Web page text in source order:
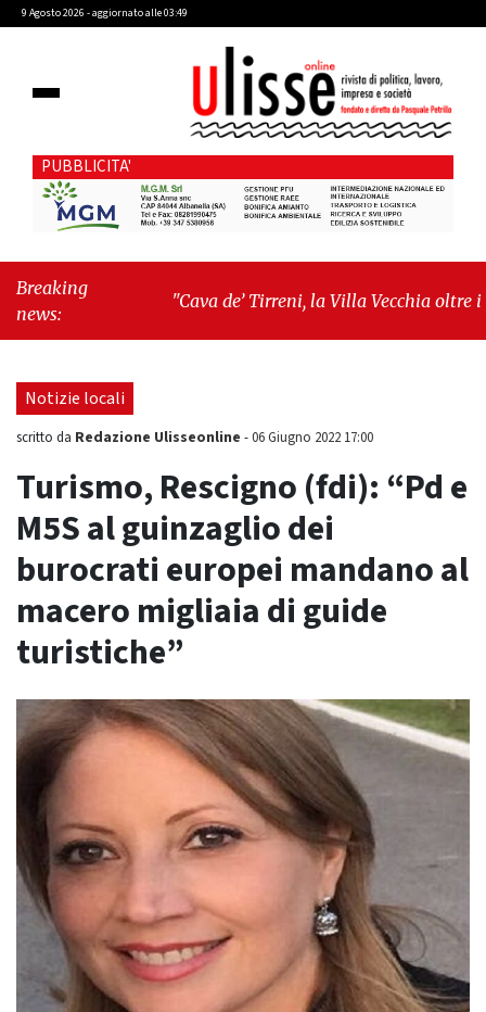
9 Agosto 2026 - aggiornato alle 03:49
PUBBLICITA'
Breaking
news:
"Cava de’ Tirreni, la Villa Vecchia oltre i
seduta consiliare: “Serve chiarezza!”"
Notizie locali
scritto da Redazione Ulisseonline -06 Giugno 2022 17:00
Turismo, Rescigno (fdi): “Pd e
M5S al guinzaglio dei
burocrati europei mandano al
macero migliaia di guide
turistiche”